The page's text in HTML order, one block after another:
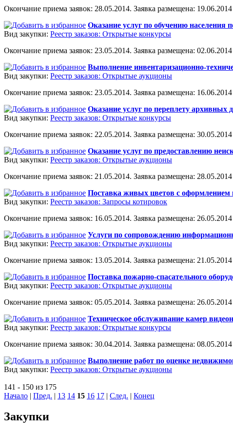
Окончание приема заявок: 28.05.2014. Заявка размещена:
Оказание услуг по обучению населения
Вид закупки: Реестр заказов: Открытые конкурсы
Окончание приема заявок: 23.05.2014. Заявка размещена:
Выполнение инвентаризационно-
Вид закупки: Реестр заказов: Открытые аукционы
Окончание приема заявок: 23.05.2014. Заявка размещена:
Оказание услуг по переплету архивных
Вид закупки: Реестр заказов: Открытые конкурсы
Окончание приема заявок: 22.05.2014. Заявка размещена:
Оказание услуг по предоставлению
Вид закупки: Реестр заказов: Открытые аукционы
Окончание приема заявок: 21.05.2014. Заявка размещена:
Поставка живых цветов с оформлением
Вид закупки: Реестр заказов: Запросы котировок
Окончание приема заявок: 16.05.2014. Заявка размещена:
Услуги по сопровождению
Вид закупки: Реестр заказов: Открытые аукционы
Окончание приема заявок: 13.05.2014. Заявка размещена:
Поставка пожарно-спасательного
Вид закупки: Реестр заказов: Открытые аукционы
Окончание приема заявок: 05.05.2014. Заявка размещена:
Техническое обслуживание камер
Вид закупки: Реестр заказов: Открытые конкурсы
Окончание приема заявок: 30.04.2014. Заявка размещена:
Выполнение работ по оценке
Вид закупки: Реестр заказов: Открытые аукционы
141 - 150 из 175
Начало | Пред. | 13 14 15 16 17 | След. | Конец
Закупки